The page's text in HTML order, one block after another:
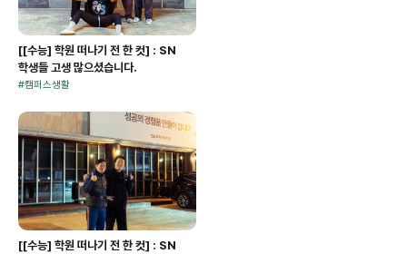
[[수능] 학원 떠나기 전 한 컷] : SN
학생들 고생 많으셨습니다.
#캠퍼스생활
[[수능] 학원 떠나기 전 한 컷] : SN